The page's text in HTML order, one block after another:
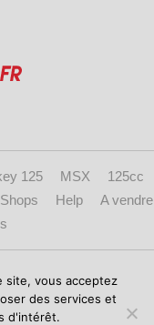
125 MSX
125cc
Shops Help
A vendre
de Honda Dax, Monkey et
site, vous acceptez
des services et
d'intérêt.